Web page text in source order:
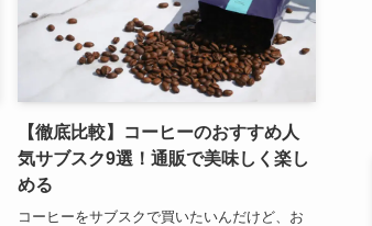
【徹底比較】コーヒーのおすすめ人
気サブスク9選！通販で美味しく楽し
める
コーヒーをサブスクで買いたいんだけど、お